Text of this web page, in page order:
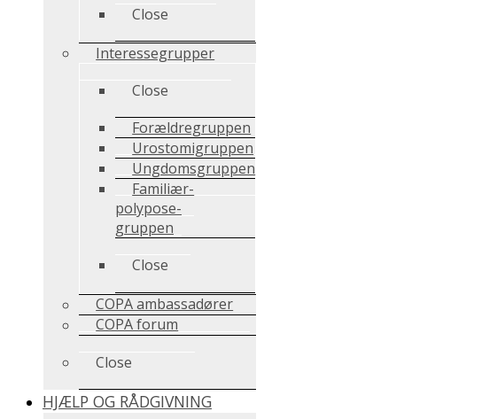
Close
Interessegrupper
Close
Forældregruppen
Urostomigruppen
Ungdomsgruppen
Familiær-
polypose-
gruppen
Close
COPA ambassadører
COPA forum
Close
HJÆLP OG RÅDGIVNING